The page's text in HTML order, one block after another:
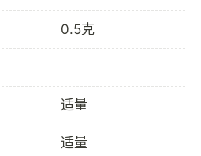
0.5克
适量
适量